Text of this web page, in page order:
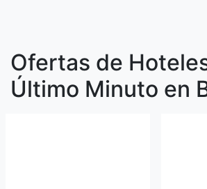
Ofertas de
Último Minuto en